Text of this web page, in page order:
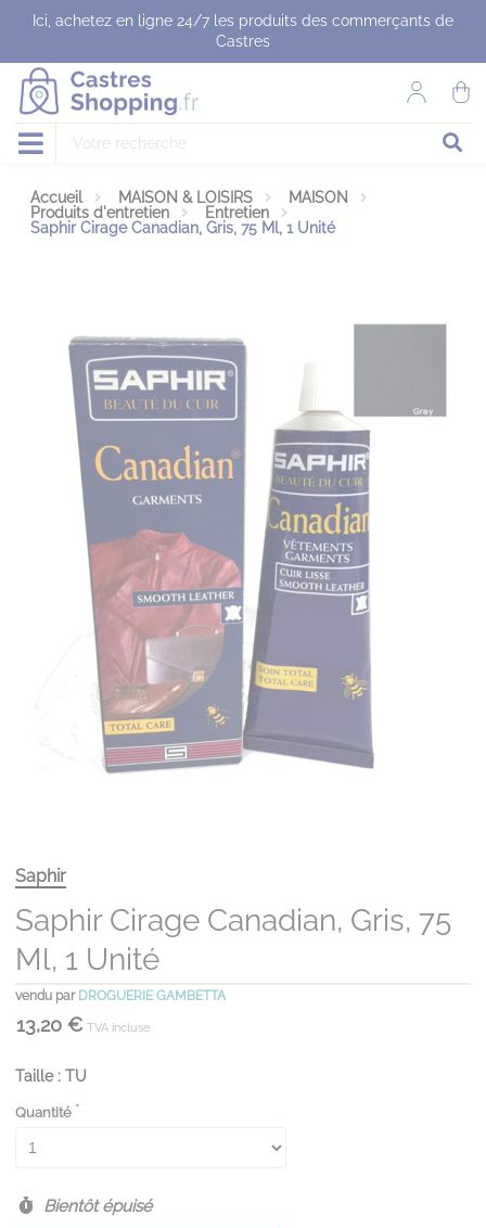
Ici, achetez en ligne 24/7 les produits des commerçants de
Castres
Accueil MAISON & LOISIRS
MAISON
Produits d'entretien
Entretien
Saphir Cirage Canadian, Gris, 75 Ml, 1 Unité
Saphir
Saphir Cirage Canadian, Gris, 75
Ml, 1 Unité
vendu par DROGUERIE GAMBETTA
13,20 € TVA incluse
Taille : TU
Quantité
Bientôt épuisé
Panneau de gestion des cookies